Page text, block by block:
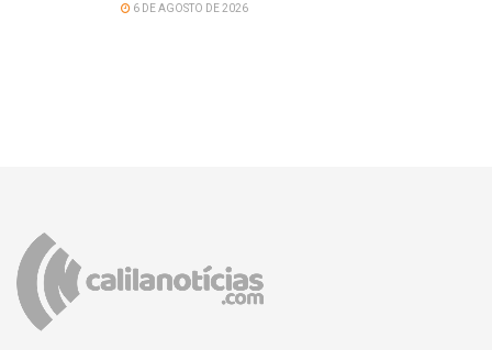
6 DE AGOSTO DE 2026